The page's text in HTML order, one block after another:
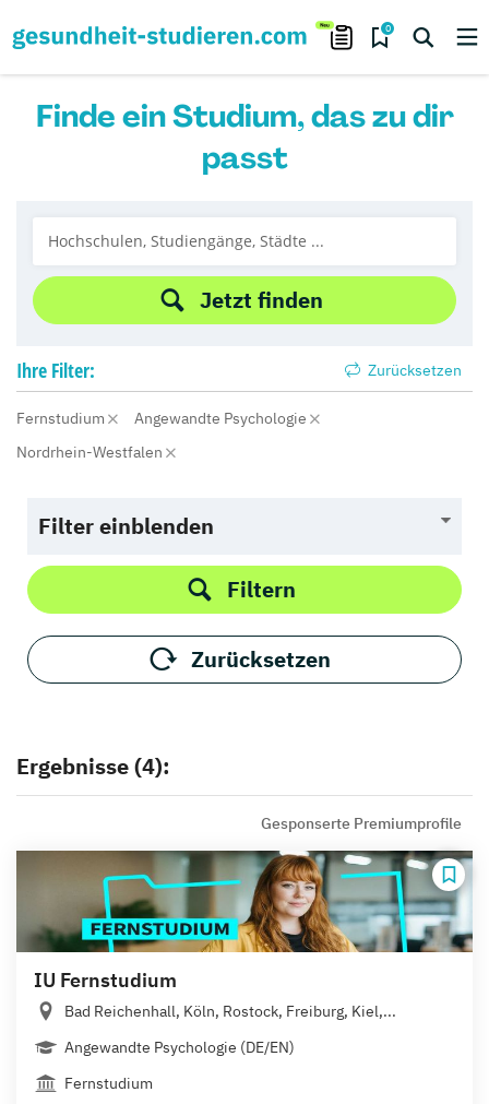
0
Finde ein Studium, das zu dir
passt
Jetzt finden
Ihre Filter: Zurücksetzen
Fernstudium
Angewandte Psychologie
Nordrhein-Westfalen
Filter einblenden
Filtern
Zurücksetzen
Ergebnisse (4):
Gesponserte Premiumprofile
IU Fernstudium
Bad Reichenhall, Köln, Rostock, Freiburg, Kiel,...
Angewandte Psychologie (DE/EN)
Fernstudium